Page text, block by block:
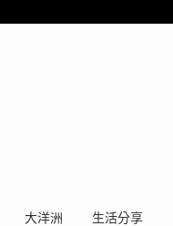
大洋洲 生活分享